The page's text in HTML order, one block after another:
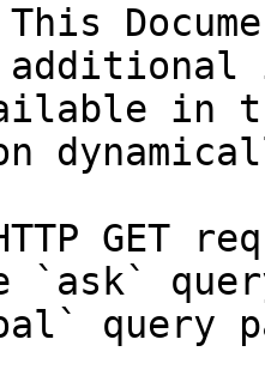
in
GET
`ask`
query